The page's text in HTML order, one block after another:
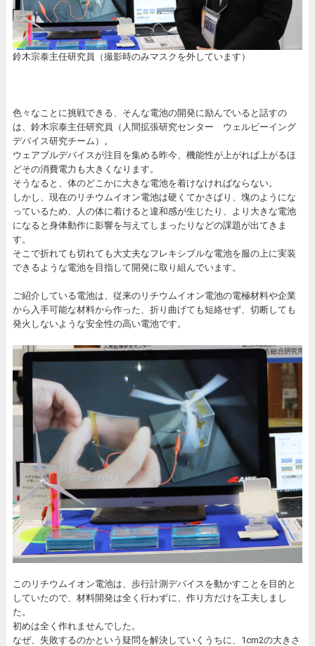
鈴木宗泰主任研究員（撮影時のみマスクを外しています）
色々なことに挑戦できる、そんな電池の開発に励んでいると話すの
は、鈴木宗泰主任研究員（人間拡張研究センター ウェルビーイング
デバイス研究チーム）。
ウェアブルデバイスが注目を集める昨今、機能性が上がれば上がるほ
どその消費電力も大きくなります。
そうなると、体のどこかに大きな電池を着けなければならない。
しかし、現在のリチウムイオン電池は硬くてかさばり、塊のようにな
っているため、人の体に着けると違和感が生じたり、より大きな電池
になると身体動作に影響を与えてしまったりなどの課題が出てきま
す。
そこで折れても切れても大丈夫なフレキシブルな電池を服の上に実装
できるような電池を目指して開発に取り組んでいます。
ご紹介している電池は、従来のリチウムイオン電池の電極材料や企業
から入手可能な材料から作った、折り曲げても短絡せず、切断しても
発火しないような安全性の高い電池です。
このリチウムイオン電池は、歩行計測デバイスを動かすことを目的と
していたので、材料開発は全く行わずに、作り方だけを工夫しまし
た。
初めは全く作れませんでした。
なぜ、失敗するのかという疑問を解決していくうちに、1cm2の大きさ